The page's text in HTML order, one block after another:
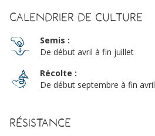
Calendrier de culture
Semis :
De début avril à fin juillet
Récolte :
De début septembre à fin avril
Résistance